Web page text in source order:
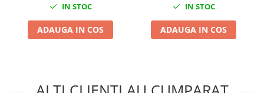
Volkswagen
Volvo
Scule pentru tinichigerie
IN STOC
ADAUGA IN COS
IN STOC
ADAUGA IN COS